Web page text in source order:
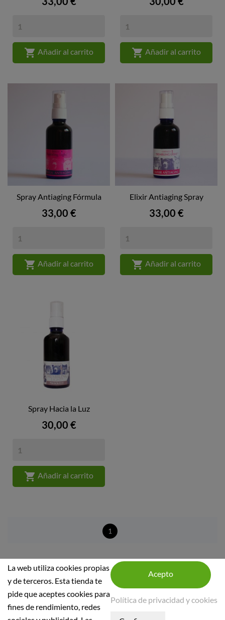
 Añadir al carrito  Añadir al carrito
Spray Antiaging Fórmula
Precio
33,00 €
 Añadir al carrito
Elixir Antiaging Spray
Precio
33,00 €
 Añadir al carrito
Spray Hacia la Luz
Precio
30,00 €
 Añadir al carrito
1
INFORMACIÓN DE LA TIENDA
La web utiliza cookies propias
y de terceros. Esta tienda te
pide que aceptes cookies para
fines de rendimiento, redes
Política de privacidad y cookies